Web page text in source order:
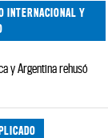
INTERNACIONAL Y
y Argentina rehusó